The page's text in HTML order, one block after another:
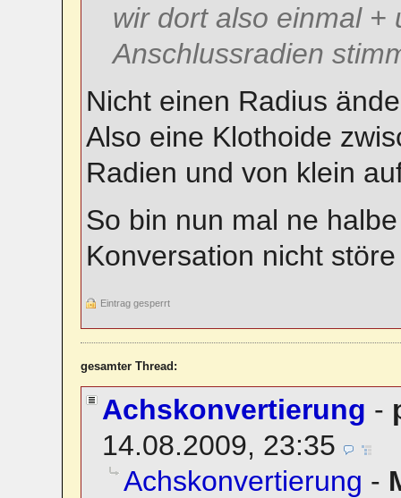
wir dort also einmal +
Anschlussradien
Nicht einen Radius
Also eine Klothoide
Radien und von klein
So bin nun mal ne
Konversation nicht
Eintrag gesperrt
gesamter Thread:
Achskonvertierung -
14.08.2009, 23:35
Achskonvertierung -